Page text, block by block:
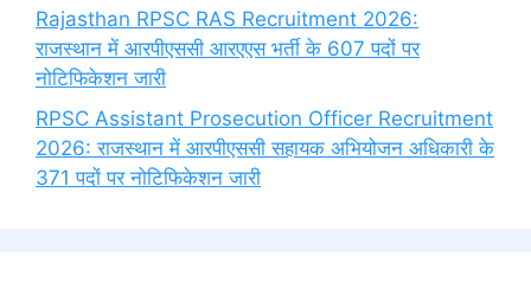
Rajasthan RPSC RAS Recruitment 2026:
राजस्थान में आरपीएससी आरएएस भर्ती के 607 पदों पर
नोटिफिकेशन जारी
RPSC Assistant Prosecution Officer Recruitment
2026: राजस्थान में आरपीएससी सहायक अभियोजन अधिकारी के
371 पदों पर नोटिफिकेशन जारी